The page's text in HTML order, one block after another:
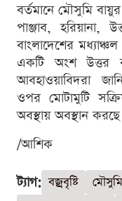
বর্তমানে মৌসুমি
পাঞ্জাব, হরিয়ানা,
বাংলাদেশের
একটি অংশ উত্তর
আবহাওয়াবিদরা
ওপর মোটামুটি
অবস্থায় অবস্থান
/আশিক
ট্যাগ: বজ্রবৃষ্টি